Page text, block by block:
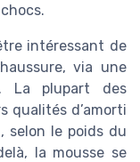
intéressant de
via une
La plupart des
qualités d’amorti
le poids du
la mousse se